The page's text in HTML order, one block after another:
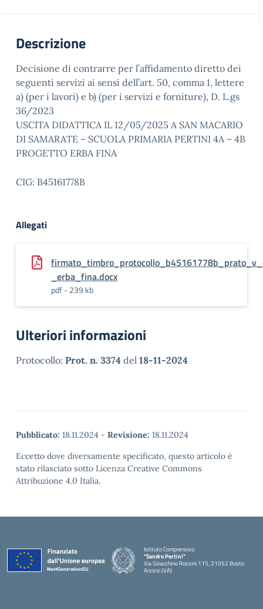
Descrizione
Decisione di contrarre per l’affidamento diretto dei
seguenti servizi ai sensi dell’art. 50, comma 1, lettere
a) (per i lavori) e b) (per i servizi e forniture), D. L.gs
36/2023
USCITA DIDATTICA IL 12/05/2025 A SAN MACARIO
DI SAMARATE – SCUOLA PRIMARIA PERTINI 4A – 4B
PROGETTO ERBA FINA
CIG: B45161778B
Allegati
_erba_fina.docx
pdf - 239 kb
Ulteriori informazioni
Protocollo: Prot. n. 3374 del 18-11-2024
Pubblicato: 18.11.2024 - Revisione: 18.11.2024
Eccetto dove diversamente specificato, questo articolo è
stato rilasciato sotto Licenza Creative Commons
Attribuzione 4.0 Italia.
Istituto Comprensivo
"Sandro Pertini"
Via Gioacchino Rossini 115, 21052 Busto
Arsizio (VA)